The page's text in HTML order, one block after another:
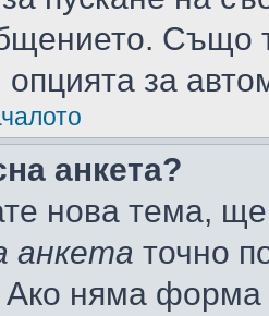
Също
за
анкета?
нова тема,
анкета точно
няма форма